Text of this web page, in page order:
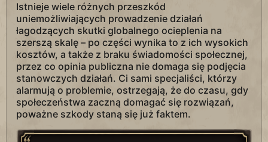
Istnieje wiele różnych przeszkód
uniemożliwiających prowadzenie działań
łagodzących skutki globalnego ocieplenia na
szerszą skalę – po części wynika to z ich wysokich
kosztów, a także z braku świadomości społecznej,
przez co opinia publiczna nie domaga się podjęcia
stanowczych działań. Ci sami specjaliści, którzy
alarmują o problemie, ostrzegają, że do czasu, gdy
społeczeństwa zaczną domagać się rozwiązań,
poważne szkody staną się już faktem.